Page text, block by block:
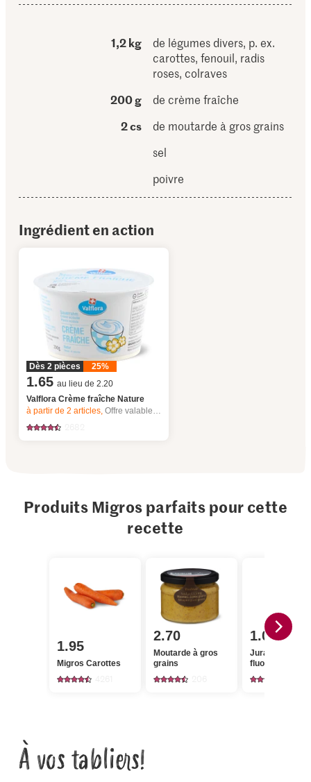
1,2 kg
de légumes divers, p. ex.
carottes, fenouil, radis
roses, colraves
200 g
de crème fraîche
2 cs
de moutarde à gros grains
sel
poivre
Ingrédient en action
Dès 2 pièces 25%
1.65 au lieu de 2.20
Valflora Crème fraîche Nature
à partir de 2articles,Offre valable du 6.8 au 12.8.2026, jusqu’à épuisement du stock.
Produits Migros parfaits pour cette
recette
1.95
Migros Carottes
2.70
Moutarde à gros
grains
1.05
Jura Sel Sel
fluoré
À vos tabliers!